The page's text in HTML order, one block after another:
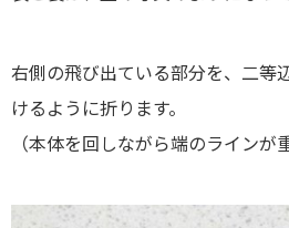
右側の飛び出ている部分を、二等
けるように折ります。
（本体を回しながら端のラインが